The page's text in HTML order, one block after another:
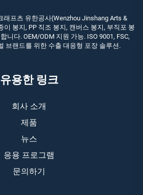
래프츠 유한공사(Wenzhou Jinshang Arts &
이 봉지, PP 직조 봉지, 캔버스 봉지, 부직포 봉
니다. OEM/ODM 지원 가능. ISO 9001, FSC,
브랜드를 위한 수출 대응형 포장 솔루션.
유용한 링크
회사 소개
제품
뉴스
응용 프로그램
문의하기